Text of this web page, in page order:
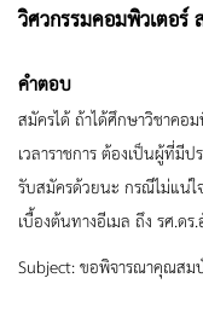
วิศวกรรมคอมพิวเตอร์
คำตอบ
สมัครได้ ถ้าได้ศึกษาวิชาคอ
เวลาราชการ ต้องเป็นผู้ที่มี
รับสมัครด้วยนะ กรณีไม่แน่
เบื้องต้นทางอีเมล ถึง รศ.
Subject: ขอพิจารณาคุณสม